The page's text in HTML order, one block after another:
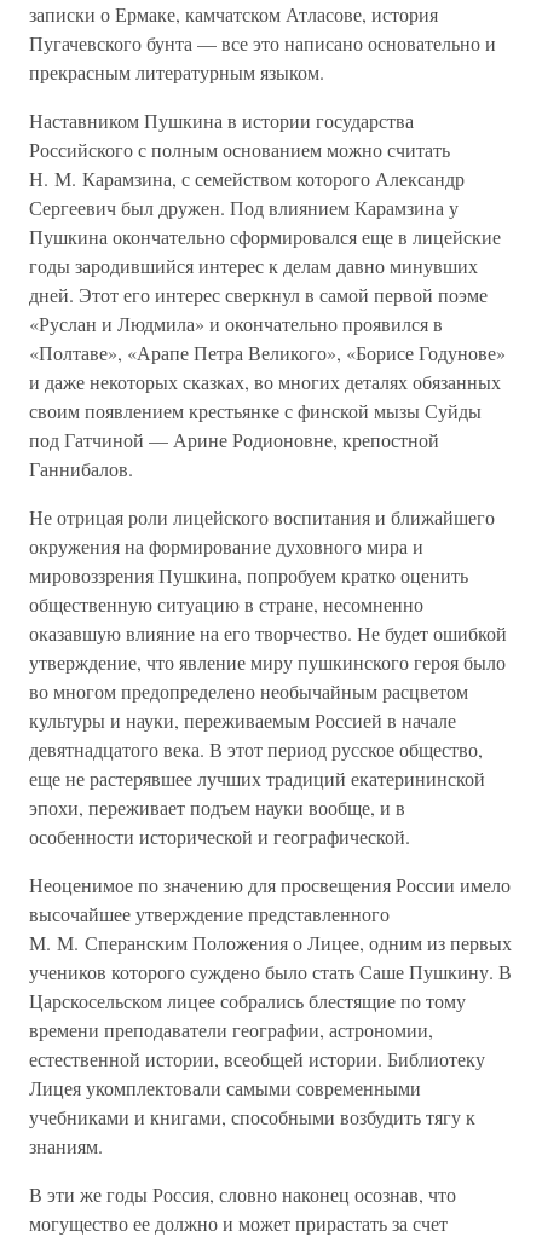
записки о Ермаке, камчатском Атласове, история
Пугачевского бунта — все это написано основательно и
прекрасным литературным языком.
Наставником Пушкина в истории государства
Российского с полным основанием можно считать
Н. М. Карамзина, с семейством которого Александр
Сергеевич был дружен. Под влиянием Карамзина у
Пушкина окончательно сформировался еще в лицейские
годы зародившийся интерес к делам давно минувших
дней. Этот его интерес сверкнул в самой первой поэме
«Руслан и Людмила» и окончательно проявился в
«Полтаве», «Арапе Петра Великого», «Борисе Годунове»
и даже некоторых сказках, во многих деталях обязанных
своим появлением крестьянке с финской мызы Суйды
под Гатчиной — Арине Родионовне, крепостной
Ганнибалов.
Не отрицая роли лицейского воспитания и ближайшего
окружения на формирование духовного мира и
мировоззрения Пушкина, попробуем кратко оценить
общественную ситуацию в стране, несомненно
оказавшую влияние на его творчество. Не будет ошибкой
утверждение, что явление миру пушкинского героя было
во многом предопределено необычайным расцветом
культуры и науки, переживаемым Россией в начале
девятнадцатого века. В этот период русское общество,
еще не растерявшее лучших традиций екатерининской
эпохи, переживает подъем науки вообще, и в
особенности исторической и географической.
Неоценимое по значению для просвещения России имело
высочайшее утверждение представленного
М. М. Сперанским Положения о Лицее, одним из первых
учеников которого суждено было стать Саше Пушкину. В
Царскосельском лицее собрались блестящие по тому
времени преподаватели географии, астрономии,
естественной истории, всеобщей истории. Библиотеку
Лицея укомплектовали самыми современными
учебниками и книгами, способными возбудить тягу к
знаниям.
В эти же годы Россия, словно наконец осознав, что
могущество ее должно и может прирастать за счет